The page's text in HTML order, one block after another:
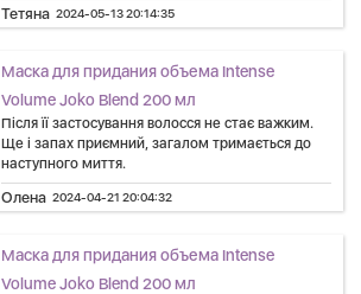
Тетяна 2024-05-13 20:14:35
Маска для придания объема Intense
Volume Joko Blend 200 мл
Після її застосування волосся не стає важким.
Ще і запах приємний, загалом тримається до
наступного миття.
Олена 2024-04-21 20:04:32
Маска для придания объема Intense
Volume Joko Blend 200 мл